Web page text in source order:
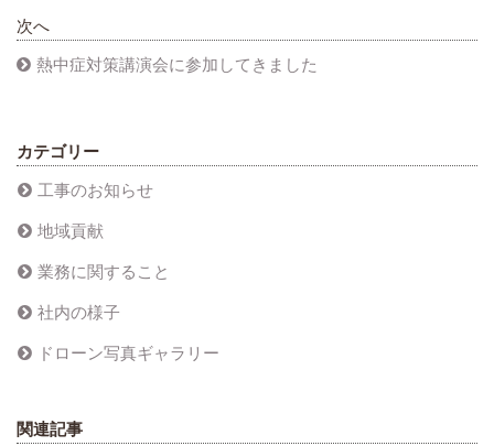
次へ
熱中症対策講演会に参加してきました
カテゴリー
工事のお知らせ
地域貢献
業務に関すること
社内の様子
ドローン写真ギャラリー
関連記事